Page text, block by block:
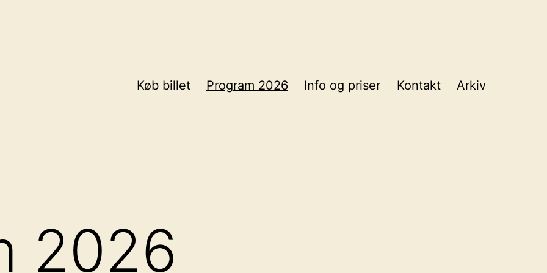
Køb billet Program 2026 Info og priser Kontakt Arkiv
2026